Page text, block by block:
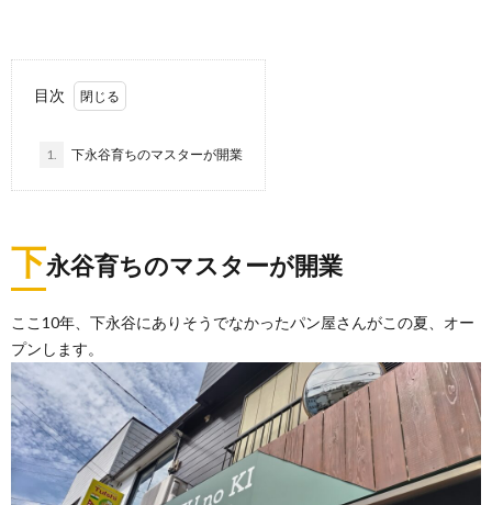
目次
1. 下永谷育ちのマスターが開業
下永谷育ちのマスターが開業
ここ10年、下永谷にありそうでなかったパン屋さんがこの夏、オー
プンします。